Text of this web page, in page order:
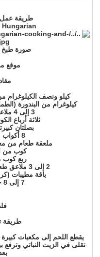
طريقة عمل
صورة طبخ
موقع
كيلو ونصف الكيلوغرام
كيلوغرام من البندورة
3 إلى 4 ملاعق طعام من الزبدة
ثلاثة أرباع
بصلتان
8 أكواب من مرقة اللحم
ملعقة طعام من
كوب من
ربع كوب
2 إلى 3 ملاعق طعام من الدقيق (الطحين)
باقة مطيبات
7 إلى 8 حبات فلفل حلو
طريقة
يقطع اللحم إلى مكعبات
تقلى في الزيت النباتي